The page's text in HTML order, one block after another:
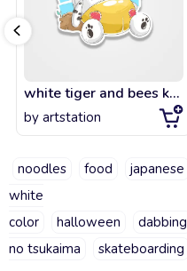
white tiger and bees kawaii
by artstation
noodles food japanese
white
color
halloween dabbing
no tsukaima
skateboarding